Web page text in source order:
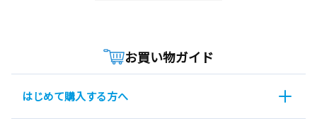
お買い物ガイド
はじめて購入する方へ